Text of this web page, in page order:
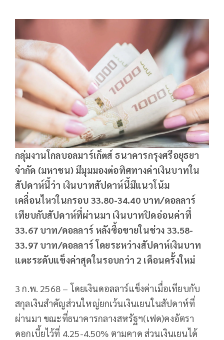
กลุ่มงานโกลบอลมาร์เก็ตส์ ธนาคารกรุงศรีอยุธยา
จำกัด (มหาชน) มีมุมมองต่อทิศทางค่าเงินบาทใน
สัปดาห์นี้ว่า เงินบาทสัปดาห์นี้มีแนวโน้ม
เคลื่อนไหวในกรอบ 33.80-34.40 บาท/ดอลลาร์
เทียบกับสัปดาห์ที่ผ่านมา เงินบาทปิดอ่อนค่าที่
33.67 บาท/ดอลลาร์ หลังซื้อขายในช่วง 33.58-
33.97 บาท/ดอลลาร์ โดยระหว่างสัปดาห์เงินบาท
แตะระดับแข็งค่าสุดในรอบกว่า 2 เดือนครั้งใหม่
3 ก.พ. 2568 – โดยเงินดอลลาร์แข็งค่าเมื่อเทียบกับ
สกุลเงินสำคัญส่วนใหญ่ยกเว้นเงินเยนในสัปดาห์ที่
ผ่านมา ขณะที่ธนาคารกลางสหรัฐฯ(เฟด)คงอัตรา
ดอกเบี้ยไว้ที่ 4.25-4.50% ตามคาด ส่วนเงินเยนได้